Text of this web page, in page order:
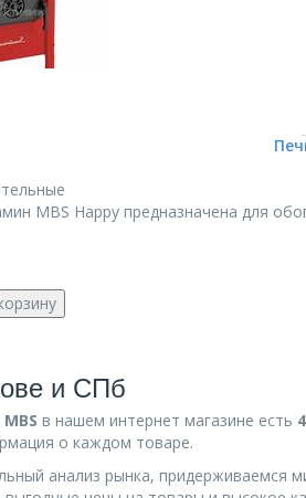
MBS Happy предназначена для
и СПб
MBS в нашем интернет магазине есть
о каждом товаре.
анализ рынка, придерживаемся